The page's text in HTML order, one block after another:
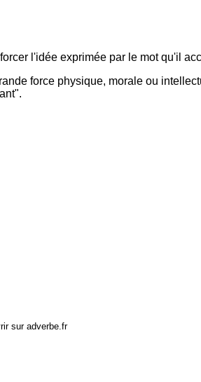
l'idée exprimée par le mot qu'il
force physique, morale ou
sur adverbe.fr